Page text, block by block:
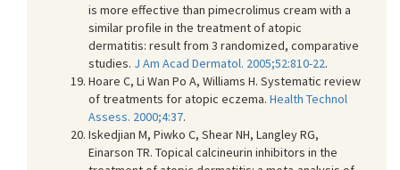
is more effective than pimecrolimus cream with a
similar profile in the treatment of atopic
dermatitis: result from 3 randomized, comparative
studies. J Am Acad Dermatol. 2005;52:810-22.
Hoare C, Li Wan Po A, Williams H. Systematic review
of treatments for atopic eczema. Health Technol
Assess. 2000;4:37.
Iskedjian M, Piwko C, Shear NH, Langley RG,
Einarson TR. Topical calcineurin inhibitors in the